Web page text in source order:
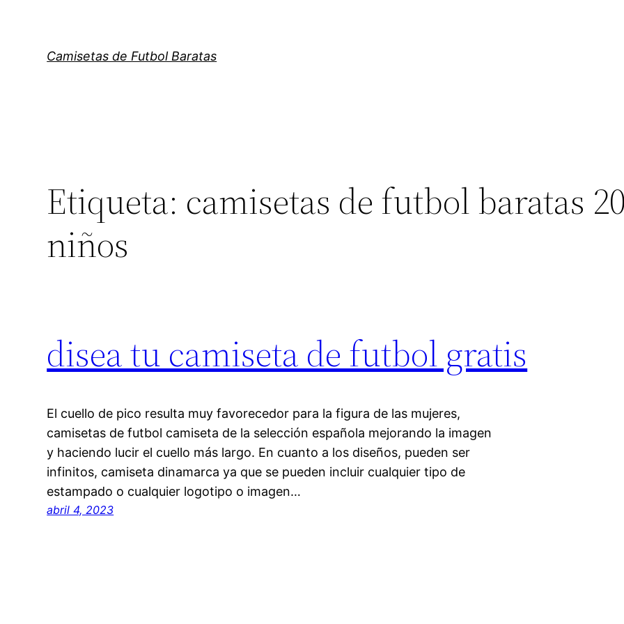
contenido
Camisetas de Futbol Baratas
Etiqueta: camisetas de futbol baratas
niños
disea tu camiseta de futbol gratis
El cuello de pico resulta muy favorecedor para la figura de las mujeres,
camisetas de futbol camiseta de la selección española mejorando la imagen
y haciendo lucir el cuello más largo. En cuanto a los diseños, pueden ser
infinitos, camiseta dinamarca ya que se pueden incluir cualquier tipo de
estampado o cualquier logotipo o imagen…
abril 4, 2023